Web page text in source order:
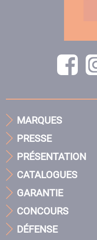
MARQUES
PRESSE
PRÉSENTATION
CATALOGUES
GARANTIE
CONCOURS
DÉFENSE